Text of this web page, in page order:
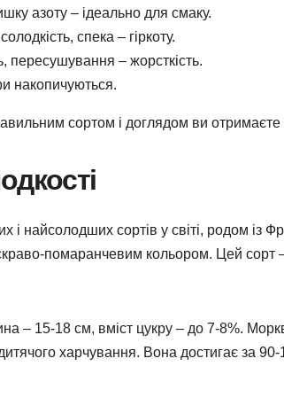
азоту – ідеально для смаку.
спека – гіркоту.
пересушування – жорсткість.
накопичуються.
сортом і доглядом ви
найсолодших сортів у світі, родом із
помаранчевим кольором. Цей сорт
– 15-18 см, вміст цукру – до 7-8%.
харчування. Вона достигає за